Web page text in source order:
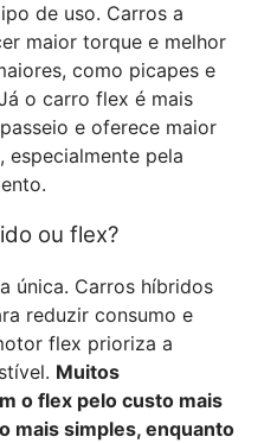
de uso. Carros a
maior torque e melhor
como picapes e
o carro flex é mais
e oferece maior
especialmente pela
ou flex?
única. Carros híbridos
reduzir consumo e
flex prioriza a
Muitos
o flex pelo custo mais
mais simples, enquanto